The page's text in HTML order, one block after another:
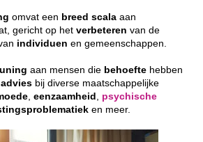
omvat een breed scala aan
gericht op het verbeteren van de
individuen en gemeenschappen.
aan mensen die behoefte hebben
advies bij diverse maatschappelijke
eenzaamheid
psychische
en meer.